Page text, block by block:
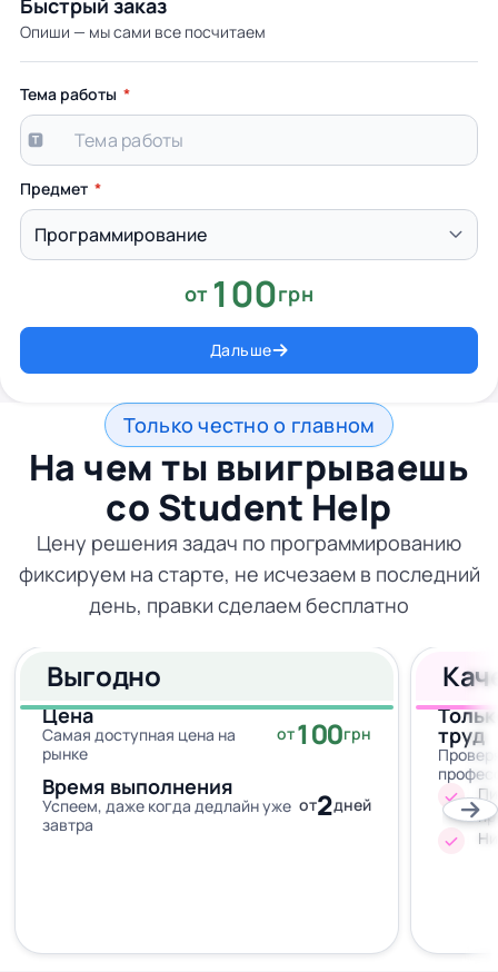
Быстрый заказ
Опиши — мы сами все посчитаем
Тема работы
Предмет
от 100грн
Дальше
Только честно о главном
На чем ты выигрываешь
со Student Help
Цену решения задач по программированию
фиксируем на старте, не исчезаем в последний
день, правки сделаем бесплатно
Выгодно
Цена
Самая доступная цена на
рынке
от100грн
Время выполнения
Успеем, даже когда дедлайн уже
завтра
от2дней
труд